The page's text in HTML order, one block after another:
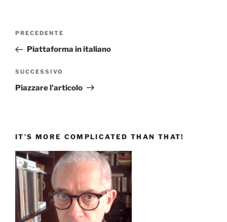
Navigazione
Articolo
precedente:
PRECEDENTE
Piattaforma in italiano
Articolo
successivo
SUCCESSIVO
Piazzare l’articolo
IT’S MORE COMPLICATED THAN THAT!